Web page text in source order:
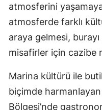
atmosferini
atmosferde farklı
araya gelmesi,
misafirler için cazibe
Marina kültürü ile
biçimde
Bölgesi’nde